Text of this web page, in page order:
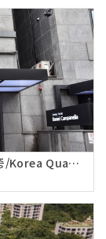
디자인호텔 다니엘 캄파넬라 [한국관광 품질인증/Korea Quality]